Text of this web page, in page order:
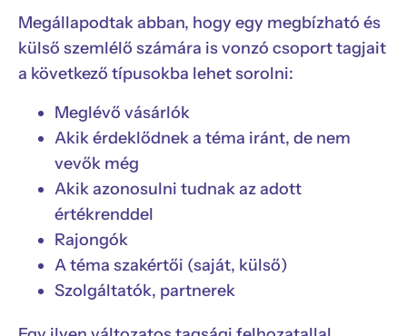
Megállapodtak abban, hogy egy megbízható és
külső szemlélő számára is vonzó csoport tagjait
a következő típusokba lehet sorolni:
Meglévő vásárlók
Akik érdeklődnek a téma iránt, de nem
vevők még
Akik azonosulni tudnak az adott
értékrenddel
Rajongók
A téma szakértői (saját, külső)
Szolgáltatók, partnerek